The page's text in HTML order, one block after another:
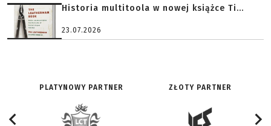
Historia multitoola w nowej książce Ti...
23.07.2026
PLATYNOWY PARTNER ZŁOTY PARTNER